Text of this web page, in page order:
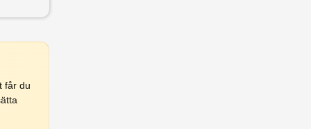
får du